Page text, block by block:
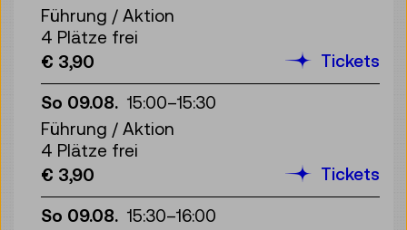
Führung / Aktion
4 Plätze frei
€ 3,90
Tickets
So 09.08. 15:00–15:30
Führung / Aktion
4 Plätze frei
€ 3,90
Tickets
So 09.08. 15:30–16:00